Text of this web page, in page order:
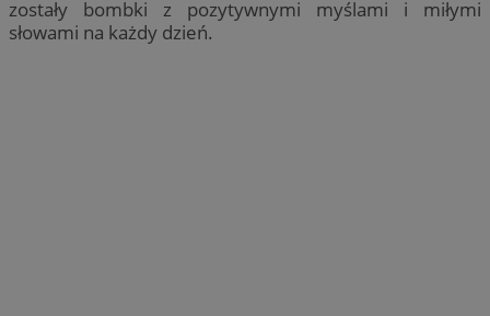
zostały bombki z pozytywnymi myślami i miłymi
słowami na każdy dzień.